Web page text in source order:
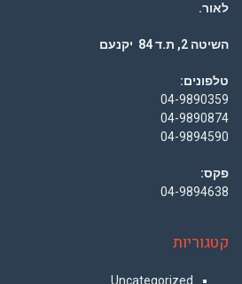
לאור.
השיטה 2, ת.ד 84 יקנעם
טלפונים:
04-9890359
04-9890874
04-9894590
פקס:
04-9894638
קטגוריות
Uncategorized